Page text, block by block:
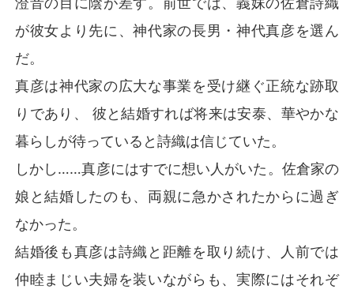
が彼女より先に、神代家の長男・神代真彦を選ん
だ。
真彦は神代家の広大な事業を受け継ぐ正統な跡取
りであり、 彼と結婚すれば将来は安泰、華やかな
暮らしが待っていると詩織は信じていた。
しかし……真彦にはすでに想い人がいた。佐倉家の
娘と結婚したのも、両親に急かされたからに過ぎ
なかった。
結婚後も真彦は詩織と距離を取り続け、人前では
仲睦まじい夫婦を装いながらも、実際にはそれぞ